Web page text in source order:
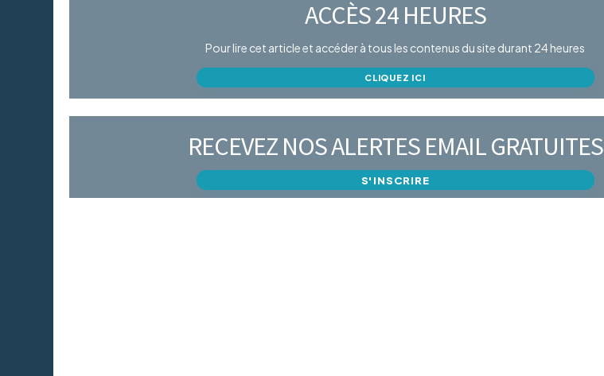
ACCÈS 24 HEURES
Pour lire cet article et accéder à tous les contenus du site durant 24 heures
CLIQUEZ ICI
RECEVEZ NOS ALERTES EMAIL GRATUITES
S'INSCRIRE